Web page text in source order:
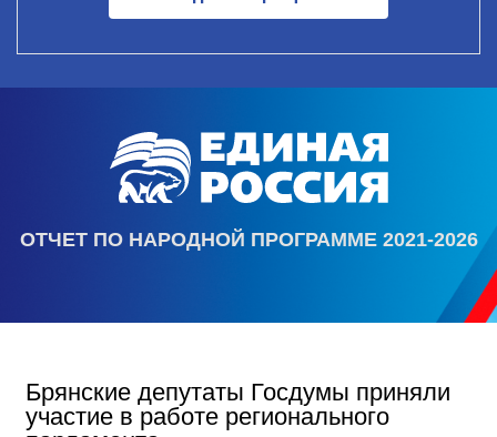
ОТЧЕТ ПО НАРОДНОЙ ПРОГРАММЕ 2021-2026
Брянские депутаты Госдумы приняли
участие в работе регионального